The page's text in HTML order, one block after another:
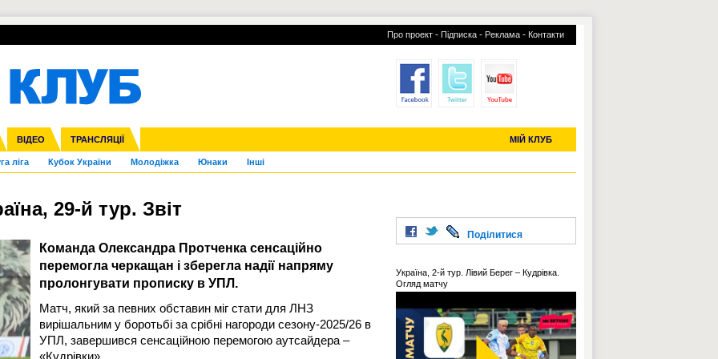
Про проект - Підписка - Реклама - Контакти
ВІДЕО ТРАНСЛЯЦІЇ МІЙ КЛУБ
ліга Кубок України Молодіжка Юнаки Інші
Ліга націй Ліга конференцій
Франція ІншіЧЄ-2015 (U-21)
УПЛ-ПЕРЕХОДИ УСІ ТРАНСФЕРИ
29-й тур. Звіт
Команда Олександра Протченка сенсаційно
перемогла черкащан і зберегла надії напряму
пролонгувати прописку в УПЛ.
Матч, який за певних обставин міг стати для ЛНЗ
вирішальним у боротьбі за срібні нагороди сезону-2025/26 в
УПЛ, завершився сенсаційною перемогою аутсайдера –
«Кудрівки».
Поділитися
Україна, 2-й тур. Лівий Берег – Кудрівка.
Огляд матчу